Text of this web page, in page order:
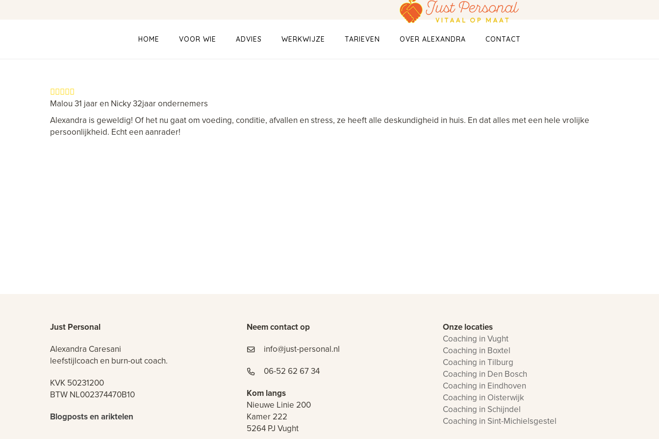
HOME VOOR WIE ADVIES WERKWIJZE TARIEVEN OVER ALEXANDRA CONTACT
Malou 31 jaar en Nicky 32jaar ondernemers
Alexandra is geweldig! Of het nu gaat om voeding, conditie, afvallen en stress, ze heeft alle deskundigheid in huis. En dat alles met een hele vrolijke
persoonlijkheid. Echt een aanrader!
Just Personal
Alexandra Caresani
leefstijlcoach en burn-out coach.
KVK 50231200
BTW NL002374470B10
Blogposts en ariktelen
Neem contact op
info@just-personal.nl
06-52 62 67 34
Kom langs
Nieuwe Linie 200
Kamer 222
5264 PJ Vught
Onze locaties
Coaching in Vught
Coaching in Boxtel
Coaching in Tilburg
Coaching in Den Bosch
Coaching in Eindhoven
Coaching in Oisterwijk
Coaching in Schijndel
Coaching in Sint-Michielsgestel